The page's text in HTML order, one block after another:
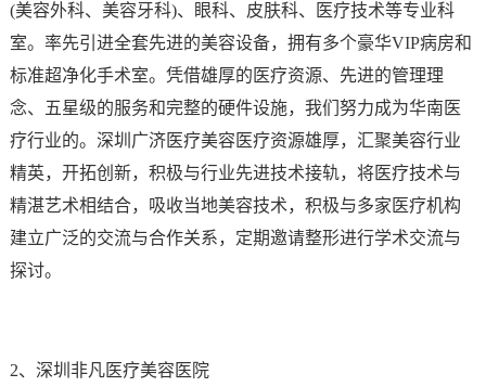
(美容外科、美容牙科)、眼科、皮肤科、医疗技术等专业科
室。率先引进全套先进的美容设备，拥有多个豪华VIP病房和
标准超净化手术室。凭借雄厚的医疗资源、先进的管理理
念、五星级的服务和完整的硬件设施，我们努力成为华南医
疗行业的。深圳广济医疗美容医疗资源雄厚，汇聚美容行业
精英，开拓创新，积极与行业先进技术接轨，将医疗技术与
精湛艺术相结合，吸收当地美容技术，积极与多家医疗机构
建立广泛的交流与合作关系，定期邀请整形进行学术交流与
探讨。
2、深圳非凡医疗美容医院